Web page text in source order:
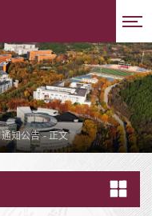
通知公告 - 正文